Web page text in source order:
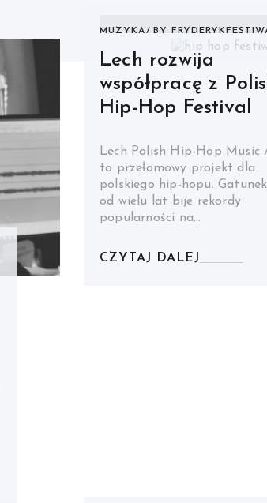
MUZYKA BY
Lech rozwija
współpracę z
Hip-Hop Festival
Lech Polish Hip-Hop Music
to przełomowy projekt dla
polskiego hip-hopu.
od wielu lat bije rekordy
popularności na…
CZYTAJ DALEJ